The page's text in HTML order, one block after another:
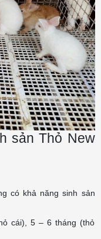
sảnThỏ New
có khả năng sinh sản
cái), 5 – 6 tháng (thỏ